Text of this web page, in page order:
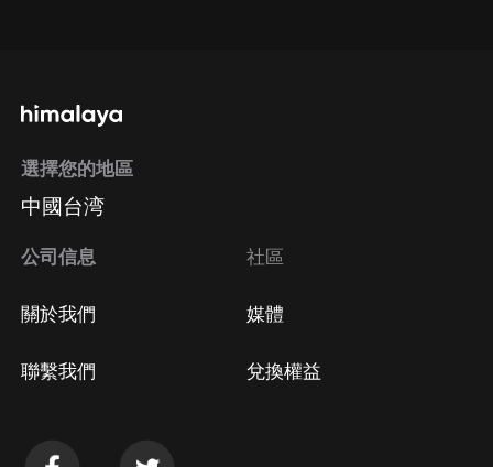
方法 Google Play取消訂閱方法
選擇您的地區
中國台湾
公司信息
關於我們
聯繫我們
社區
媒體
兌換權益